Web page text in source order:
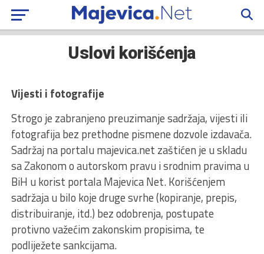
Uslovi korišćenja
Vijesti i fotografije
Strogo je zabranjeno preuzimanje sadržaja, vijesti ili
fotografija bez prethodne pismene dozvole izdavača.
Sadržaj na portalu majevica.net zaštićen je u skladu
sa Zakonom o autorskom pravu i srodnim pravima u
BiH u korist portala Majevica Net. Korišćenjem
sadržaja u bilo koje druge svrhe (kopiranje, prepis,
distribuiranje, itd.) bez odobrenja, postupate
protivno važećim zakonskim propisima, te
podliježete sankcijama.